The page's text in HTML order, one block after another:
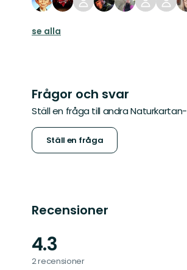
se alla
Frågor och svar
Ställ en fråga till andra
Ställ en fråga
Recensioner
4.3
2 recensioner